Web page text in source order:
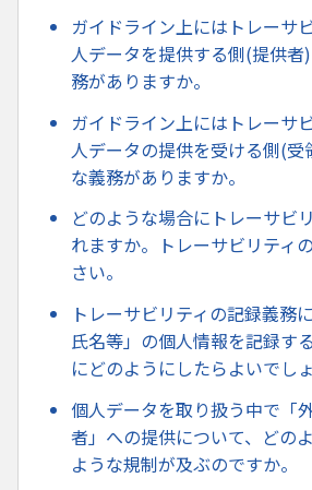
ガイドライン上にはトレーサ
人データを提供する側(提供
務がありますか。
ガイドライン上にはトレーサ
人データの提供を受ける側(受
な義務がありますか。
どのような場合にトレーサビ
れますか。トレーサビリティ
さい。
トレーサビリティの記録義務
氏名等」の個人情報を記録す
にどのようにしたらよいでし
個人データを取り扱う中で「
者」への提供について、どの
ような規制が及ぶのですか。